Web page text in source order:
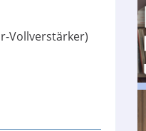
Vollverstärker)